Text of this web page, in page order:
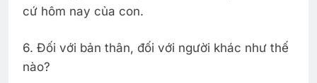
cứ hôm nay của con.
6. Đối với bản thân, đối với người khác như thế
nào?